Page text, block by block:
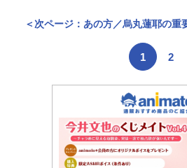
＜次ページ：あの方／烏丸蓮耶の重
1 2